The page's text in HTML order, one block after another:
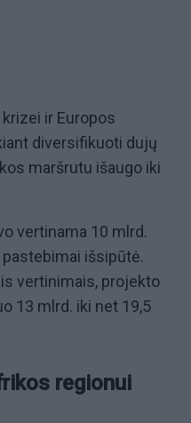
ir Europos
diversifikuoti dujų
maršrutu išaugo iki
vertinama 10 mlrd.
išsipūtė.
vertinimais, projekto
13 mlrd. iki net 19,5
regionui